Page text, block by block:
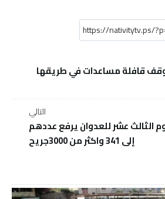
قافلة مساعدات في طريقها
التالي
الثالث عشر للعدوان يرفع عددهم
إلى 341 واكثر من 3000جريح